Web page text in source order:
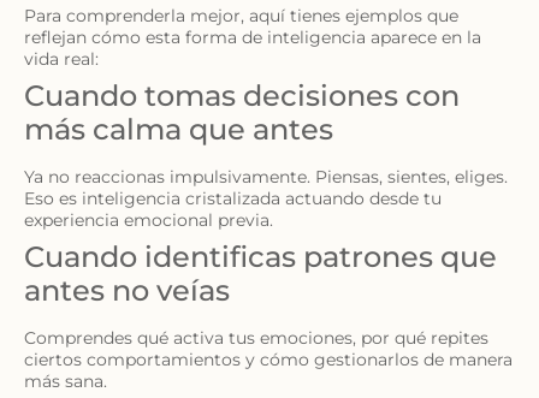
Para comprenderla mejor, aquí tienes ejemplos que
reflejan cómo esta forma de inteligencia aparece en la
vida real:
Cuando tomas decisiones con
más calma que antes
Ya no reaccionas impulsivamente. Piensas, sientes, eliges.
Eso es inteligencia cristalizada actuando desde tu
experiencia emocional previa.
Cuando identificas patrones que
antes no veías
Comprendes qué activa tus emociones, por qué repites
ciertos comportamientos y cómo gestionarlos de manera
más sana.